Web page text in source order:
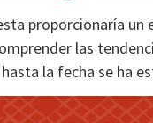
proporcionaría
las
la fecha se ha